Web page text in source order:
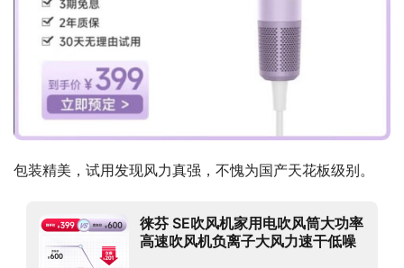
包装精美，试用发现风力真强，不愧为国产天花板级别。
徕芬 SE吹风机家用电吹风筒大功率
高速吹风机负离子大风力速干低噪